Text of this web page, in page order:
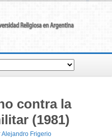
contra la
(1981)
Alejandro Frigerio